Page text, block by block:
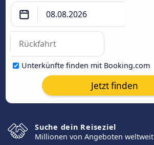
Unterkünfte finden mit Booking.com
Jetzt finden
Suche dein Reiseziel
Millionen von Angeboten weltweit